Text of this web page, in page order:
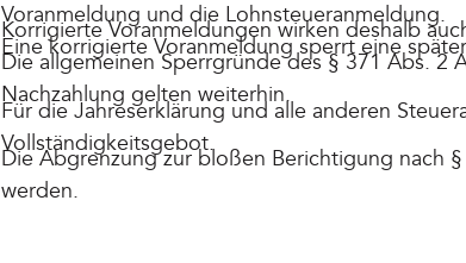
Voranmeldung und die Lohnsteueranmeldung.
Korrigierte Voranmeldungen wirken deshalb
Eine korrigierte Voranmeldung sperrt eine
Die allgemeinen Sperrgründe des § 371 Abs. 2
Nachzahlung gelten weiterhin.
Für die Jahreserklärung und alle anderen
Vollständigkeitsgebot.
Die Abgrenzung zur bloßen Berichtigung nach
werden.